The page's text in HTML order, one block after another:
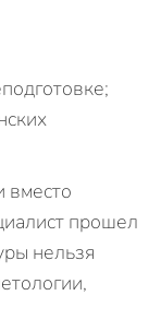
вместо
прошел
нельзя